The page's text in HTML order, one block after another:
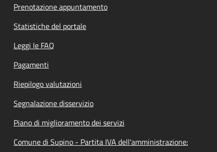
Prenotazione appuntamento
Statistiche del portale
Leggi le FAQ
Pagamenti
Riepilogo valutazioni
Segnalazione disservizio
Piano di miglioramento dei servizi
Comune di Supino - Partita IVA dell'amministrazione: